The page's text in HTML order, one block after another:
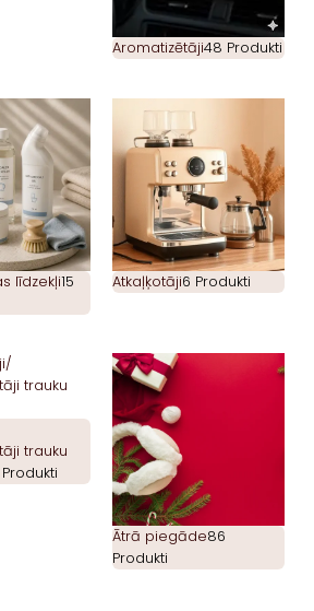
Aromatizētāji48 Produkti
līdzekļi15
Atkaļķotāji6 Produkti
trauku
Produkti
Ātrā piegāde86
Produkti